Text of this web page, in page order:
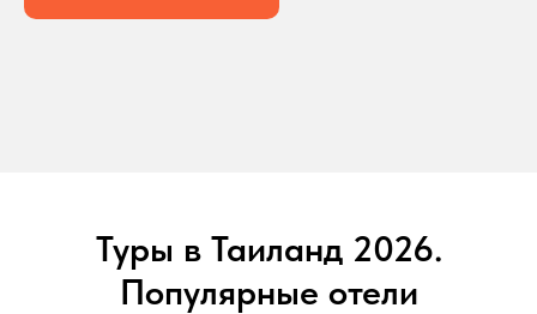
Туры в Таиланд 2026.
Популярные отели